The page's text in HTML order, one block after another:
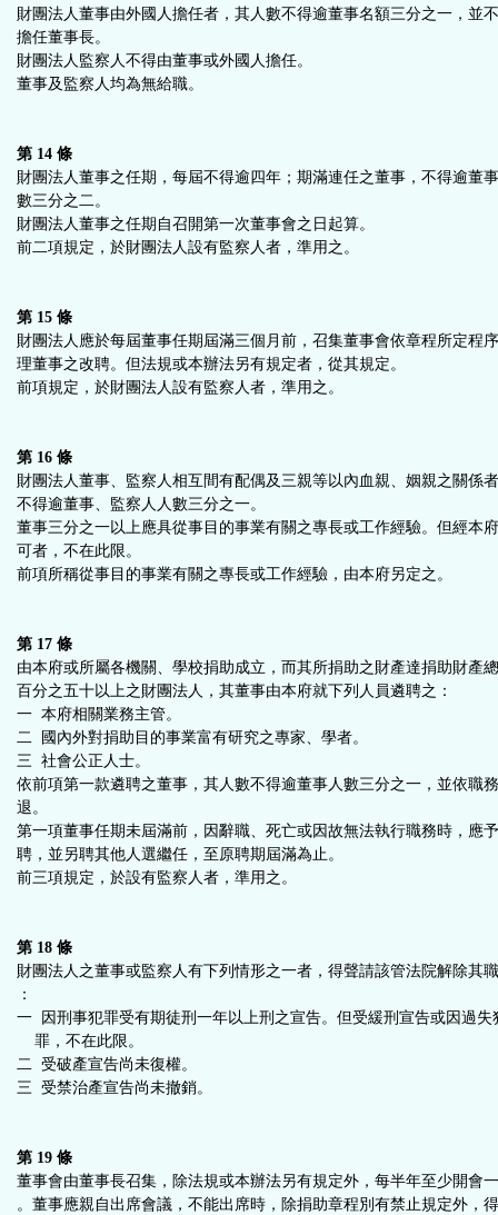
財團法人董事由外國人擔任者，其人數不得逾董事名額三分之一，並
擔任董事長。
財團法人監察人不得由董事或外國人擔任。
董事及監察人均為無給職。
第 14 條
財團法人董事之任期，每屆不得逾四年；期滿連任之董事，不得逾董
數三分之二。
財團法人董事之任期自召開第一次董事會之日起算。
前二項規定，於財團法人設有監察人者，準用之。
第 15 條
財團法人應於每屆董事任期屆滿三個月前，召集董事會依章程所定程
理董事之改聘。但法規或本辦法另有規定者，從其規定。
前項規定，於財團法人設有監察人者，準用之。
第 16 條
財團法人董事、監察人相互間有配偶及三親等以內血親、姻親之關係
不得逾董事、監察人人數三分之一。
董事三分之一以上應具從事目的事業有關之專長或工作經驗。但經本
可者，不在此限。
前項所稱從事目的事業有關之專長或工作經驗，由本府另定之。
第 17 條
由本府或所屬各機關、學校捐助成立，而其所捐助之財產達捐助財產
百分之五十以上之財團法人，其董事由本府就下列人員遴聘之：
一 本府相關業務主管。
二 國內外對捐助目的事業富有研究之專家、學者。
三 社會公正人士。
依前項第一款遴聘之董事，其人數不得逾董事人數三分之一，並依職
退。
第一項董事任期未屆滿前，因辭職、死亡或因故無法執行職務時，應
聘，並另聘其他人選繼任，至原聘期屆滿為止。
前三項規定，於設有監察人者，準用之。
第 18 條
財團法人之董事或監察人有下列情形之一者，得聲請該管法院解除其
：
一 因刑事犯罪受有期徒刑一年以上刑之宣告。但受緩刑宣告或因過失
罪，不在此限。
二 受破產宣告尚未復權。
三 受禁治產宣告尚未撤銷。
第 19 條
董事會由董事長召集，除法規或本辦法另有規定外，每半年至少開會
。董事應親自出席會議，不能出席時，除捐助章程別有禁止規定外，